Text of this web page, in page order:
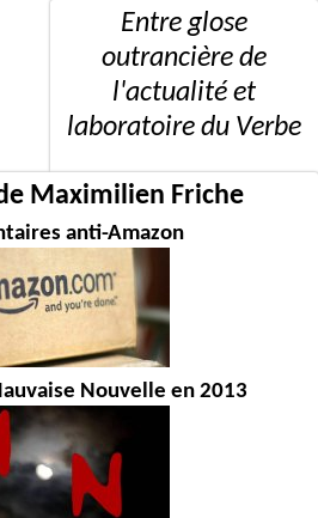
Entre glose
outrancière de
l'actualité et
laboratoire du Verbe
Maximilien Friche
anti-Amazon
Nouvelle en 2013